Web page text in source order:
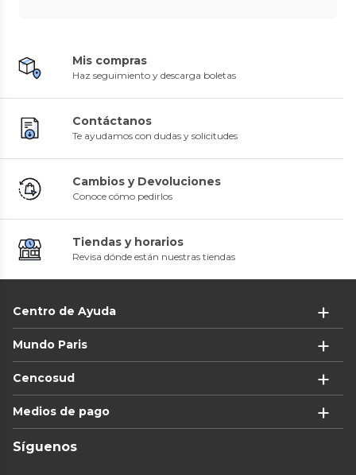
Mis compras
Haz seguimiento y descarga boletas
Contáctanos
Te ayudamos con dudas y solicitudes
Cambios y Devoluciones
Conoce cómo pedirlos
Tiendas y horarios
Revisa dónde están nuestras tiendas
Centro de Ayuda
Mundo Paris
Cencosud
Medios de pago
Síguenos